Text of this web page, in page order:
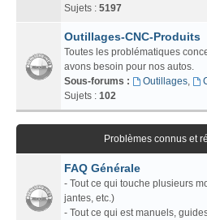
Sujets : 5197
Outillages-CNC-Produits
Toutes les problématiques
avons besoin pour nos autos.
Sous-forums :
Outillages,
Sujets : 102
Problèmes connus et
FAQ Générale
- Tout ce qui touche plusieurs
jantes, etc.)
- Tout ce qui est manuels,